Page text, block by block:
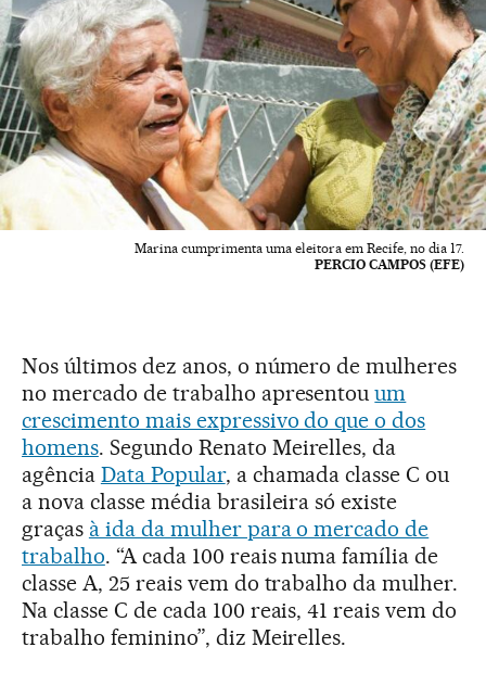
Marina cumprimenta uma eleitora em Recife, no dia 17.
PERCIO CAMPOS (EFE)
Nos últimos dez anos, o número de mulheres
no mercado de trabalho apresentouum
crescimento mais expressivo do que o dos
homens. Segundo Renato Meirelles, da
agência Data Popular, a chamada classe C ou
a nova classe média brasileira só existe
graças à ida da mulher para o mercado de
trabalho. “A cada 100 reais numa família de
classe A, 25 reais vem do trabalho da mulher.
Na classe C de cada 100 reais, 41 reais vem do
trabalho feminino”, diz Meirelles.